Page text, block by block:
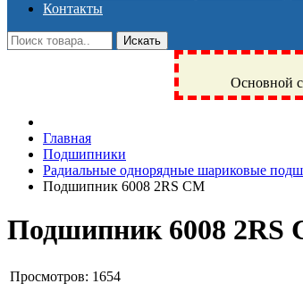
Контакты
Основной
Фрязино, Антал+, плюс, Свердловский,
техника, сварочные аппараты, NIS, NSK,
NTN, SKF, купить, заказать
Главная
Подшипники
Радиальные однорядные шариковые
Подшипник 6008 2RS CM
Подшипник 6008 2RS
Просмотров: 1654